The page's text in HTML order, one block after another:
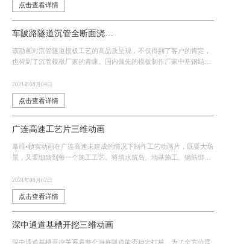
点击查看详情
该动画对沉管隧道模板工艺的高品质呈现，不仅得到了客户的肯定，
也得到了沉管模板厂家的青睐。国内领先的模板制作厂家中基钢结构
作。
2021年08月04日
点击查看详情
广连高速工艺片三维动画
幕维•帧实动画在广连高速未建成的情况下制作工艺动画片，既要大场
景，又要细致到每一个施工工艺。将填水筑岛、地基施工、钢筋绑
成完整动画。
2021年08月02日
点击查看详情
深中通道基槽开挖三维动画
深中通道基槽开挖关系着整个海底隧道能否稳定打桩。为了全方位展